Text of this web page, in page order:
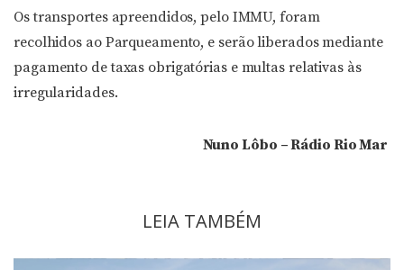
Os transportes apreendidos, pelo IMMU, foram
recolhidos ao Parqueamento, e serão liberados mediante
pagamento de taxas obrigatórias e multas relativas às
irregularidades.
Nuno Lôbo – Rádio Rio Mar
LEIA TAMBÉM